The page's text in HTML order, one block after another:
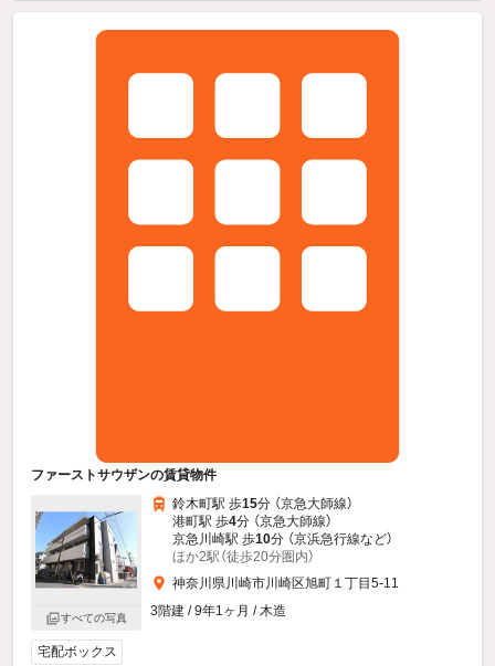
ファーストサウザンの賃貸物件
すべての写真
鈴木町駅 歩15分 （京急大師線）
港町駅 歩4分 （京急大師線）
京急川崎駅 歩10分 （京浜急行線など）
ほか2駅（徒歩20分圏内）
神奈川県川崎市川崎区旭町１丁目5-11
3階建 / 9年1ヶ月 / 木造
宅配ボックス